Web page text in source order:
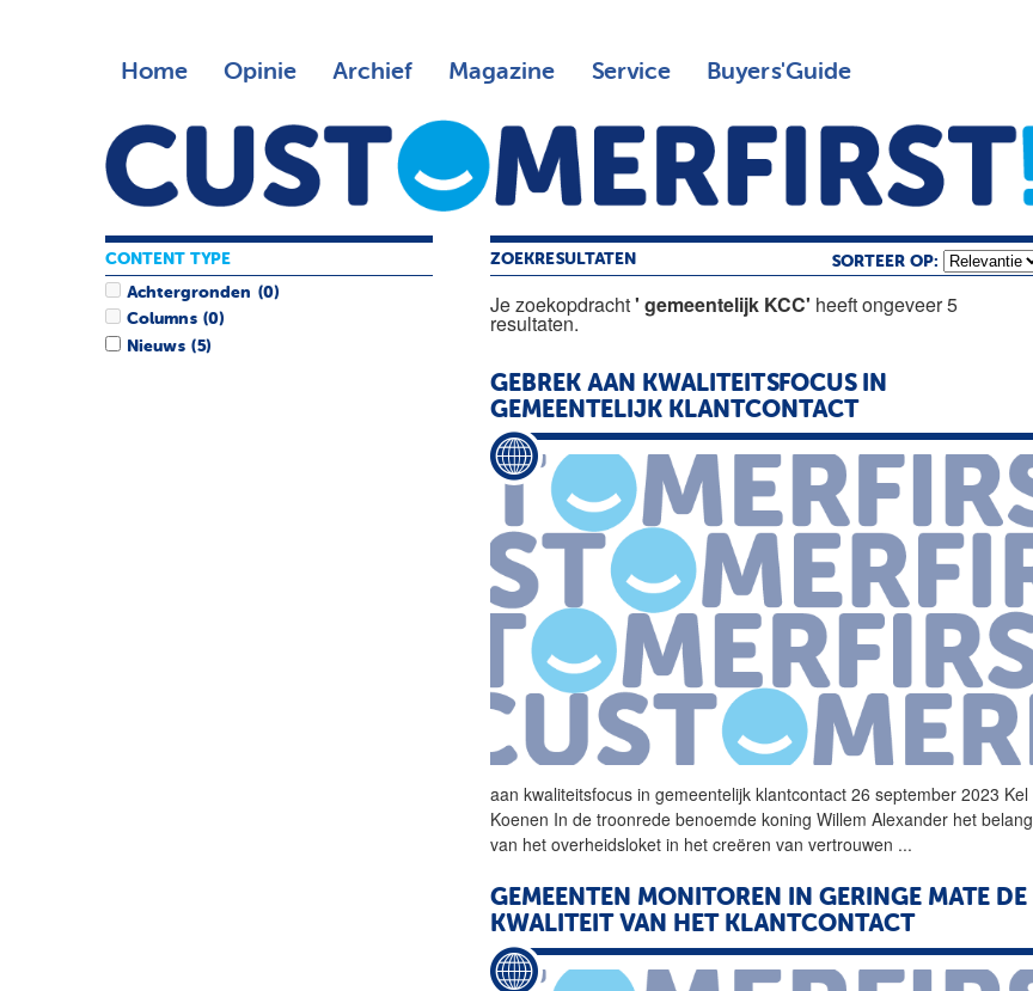
Home Opinie Archief Magazine Service Buyers'Guide
ZOEKRESULTATEN SORTEER OP:
Je zoekopdracht' gemeentelijk KCC' heeft ongeveer 5
resultaten.
GEBREK AAN KWALITEITSFOCUS IN
GEMEENTELIJK KLANTCONTACT
aan kwaliteitsfocus ingemeentelijk klantcontact 26 september 2023 Kel
Koenen In de troonrede benoemde koning Willem Alexander het belang
van het overheidsloket in het creëren van vertrouwen ...
GEMEENTEN MONITOREN IN GERINGE MATE DE
KWALITEIT VAN HET KLANTCONTACT
CONTENT TYPE
Achtergronden (0)
Columns (0)
Nieuws (5)